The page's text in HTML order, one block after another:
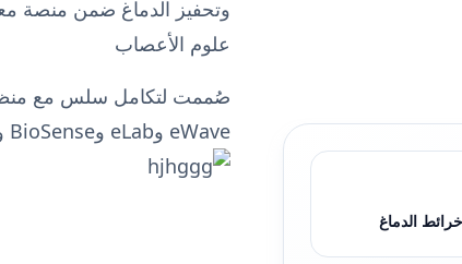
وتحفيز الدماغ ضمن منصة
علوم الأعصاب
eWave وeLab وBioSense وeStim وأنظمة Hospital EEG.